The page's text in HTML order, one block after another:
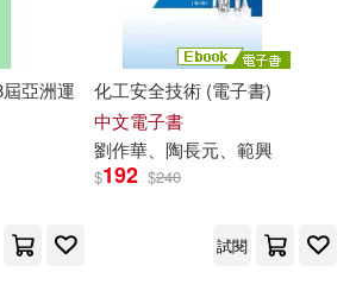
(1) 劉清彥(1)
劉瑞坤 編著(1)
園方，王嘉凱，劉祥
，陶大程（編）(1)
(1)
藝博物館(2)
亞洲運
化工安全技術 (電子書)
中文電子書
劉作華、 陶長元、範興
$192 $240
試閱